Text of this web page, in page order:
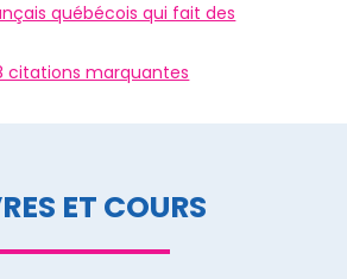
québécois qui fait des
citations marquantes
ET COURS